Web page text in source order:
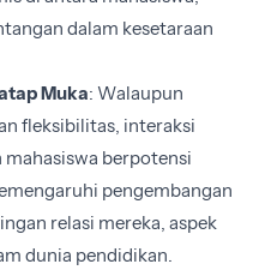
dalam kesetaraan
Muka: Walaupun
fleksibilitas, interaksi
mahasiswa berpotensi
pengembangan
relasi mereka, aspek
dunia pendidikan.